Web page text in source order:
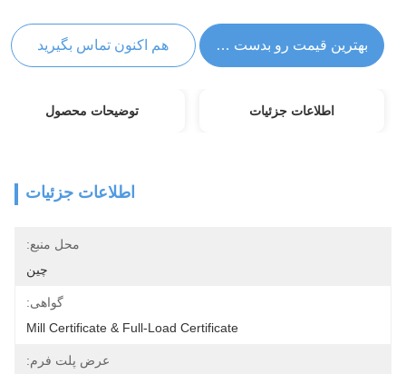
بهترین قیمت رو بدست بیار هم اکنون تماس بگیرید
اطلاعات جزئیات توضیحات محصول
اطلاعات جزئیات
محل منبع:
چین
گواهی:
Mill Certificate & Full-Load Certificate
عرض پلت فرم: